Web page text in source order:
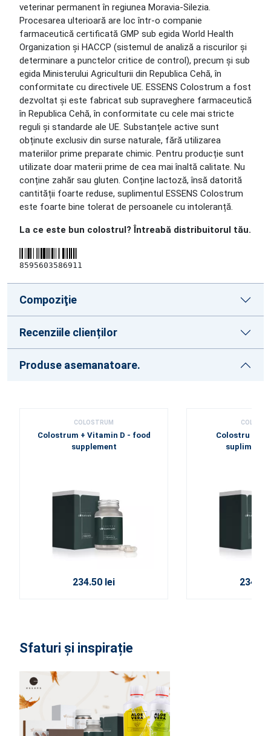
veterinar permanent în regiunea Moravia-Silezia.
Procesarea ulterioară are loc într-o companie
farmaceutică certificată GMP sub egida World Health
Organization și HACCP (sistemul de analiză a riscurilor și
determinare a punctelor critice de control), precum și sub
egida Ministerului Agriculturii din Republica Cehă, în
conformitate cu directivele UE. ESSENS Colostrum a fost
dezvoltat și este fabricat sub supraveghere farmaceutică
în Republica Cehă, în conformitate cu cele mai stricte
reguli și standarde ale UE. Substanțele active sunt
obținute exclusiv din surse naturale, fără utilizarea
materiilor prime preparate chimic. Pentru producție sunt
utilizate doar materii prime de cea mai înaltă calitate. Nu
conține zahăr sau gluten. Conține lactoză, însă datorită
cantității foarte reduse, suplimentul ESSENS Colostrum
este foarte bine tolerat de persoanele cu intoleranță.
La ce este bun colostrul? Întreabă distribuitorul tău.
8595603586911
Compoziţie
Recenziile clienților
Produse asemanatoare.
COLOSTRUM
Colostrum + Vitamin D - food
supplement
234.50 lei
Colostru +
supliment
Sfaturi și inspirație